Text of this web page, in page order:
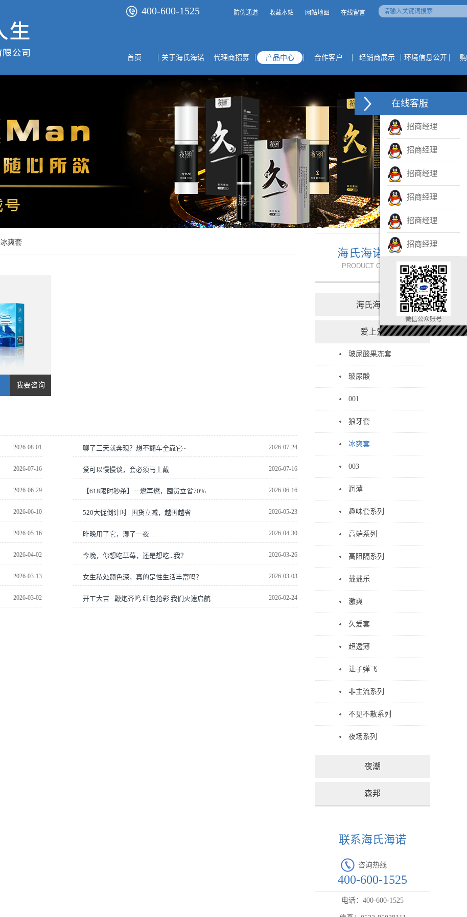
400-600-1525 防伪通道 收藏本站 网站地图 在线留言
首页 关于海氏海诺 代理商招募 产品中心 合作客户 经销商展示 环境信息公开
冰爽套
我要咨询
2026-08-01 2026-07-24
聊了三天就奔现？想不翻车全靠它~
2026-07-16 2026-07-16
爱可以慢慢谈，套必须马上戴
2026-06-29 2026-06-16
【618限时秒杀】一燃再燃，囤货立省70%
2026-06-10 2026-05-23
520大促倒计时 | 囤货立减，越囤越省
2026-05-16 2026-04-30
昨晚用了它，湿了一夜……
2026-04-02 2026-03-26
今晚，你想吃草莓，还是想吃...我？
2026-03-13 2026-03-03
女生私处颜色深，真的是性生活丰富吗？
2026-03-02 2026-02-24
开工大吉 - 鞭炮齐鸣 红包抢彩 我们火速启航
海氏海诺产品
PRODUCT CENTER
海氏海诺
爱上爱
玻尿酸果冻套
玻尿酸
001
狼牙套
冰爽套
003
润薄
趣味套系列
高端系列
高阻隔系列
戴戴乐
激爽
久爱套
超透薄
让子弹飞
非主流系列
不见不散系列
夜场系列
夜潮
森邦
联系海氏海诺
咨询热线
400-600-1525
电话： 400-600-1525
在线客服
招商经理
招商经理
招商经理
招商经理
招商经理
招商经理
微信公众账号